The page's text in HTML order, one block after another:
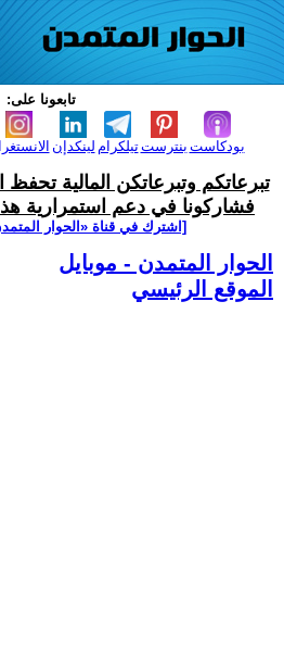
تابعونا على:
لينكدإن تيلكرامبنترست بودكاست
تبرعاتكم وتبرعاتكن المالية تحفظ
فشاركونا في دعم استمرارية
[اشترك في قناة ‫«الحوار
الحوار المتمدن - موبايل
الموقع الرئيسي